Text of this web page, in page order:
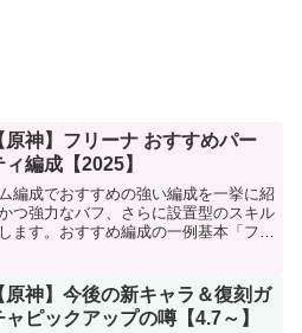
原神】フリーナ おすすめパー
ィ編成【2025】
編成でおすすめの強い編成を一挙に紹
つ強力なバフ、さらに設置型のスキル
ます。おすすめ編成の一例基本「フリ
原神】今後の新キャラ＆復刻ガ
ャピックアップの噂【4.7～】